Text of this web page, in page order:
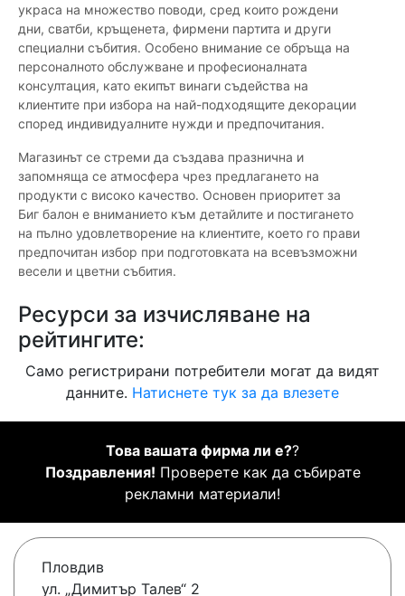
украса на множество поводи, сред които рождени
дни, сватби, кръщенета, фирмени партита и други
специални събития. Особено внимание се обръща на
персоналното обслужване и професионалната
консултация, като екипът винаги съдейства на
клиентите при избора на най-подходящите декорации
според индивидуалните нужди и предпочитания.
Магазинът се стреми да създава празнична и
запомняща се атмосфера чрез предлагането на
продукти с високо качество. Основен приоритет за
Биг балон е вниманието към детайлите и постигането
на пълно удовлетворение на клиентите, което го прави
предпочитан избор при подготовката на всевъзможни
весели и цветни събития.
Ресурси за изчисляване на
рейтингите:
Само регистрирани потребители могат да видят
данните. Натиснете тук за да влезете
Това вашата фирма ли е??
Поздравления! Проверете как да събирате
рекламни материали!
Пловдив
ул. „Димитър Талев“ 2